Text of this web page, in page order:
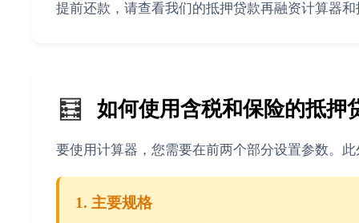
提前还款，请查看我们的抵押贷款再融资计算器
🧮 如何使用含税和保险的抵押
要使用计算器，您需要在前两个部分设置参数。
1. 主要规格